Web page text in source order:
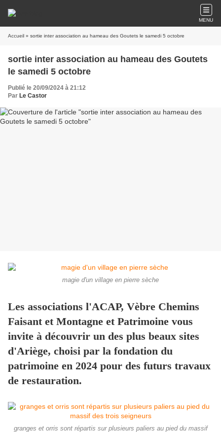
MENU
Accueil » sortie inter association au hameau des Goutets le samedi 5 octobre
sortie inter association au hameau des Goutets
le samedi 5 octobre
Publié le 20/09/2024 à 21:12
Par Le Castor
magie d'un village en pierre sèche
Les associations l'ACAP, Vèbre Chemins
Faisant et Montagne et Patrimoine vous
invite à découvrir un des plus beaux sites
d'Ariège, choisi par la fondation du
patrimoine en 2024 pour des futurs travaux
de restauration.
granges et orris sont répartis sur plusieurs paliers au pied du massif